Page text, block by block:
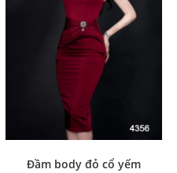
Đầm body đỏ cổ yếm